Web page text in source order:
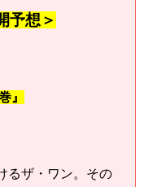
予想＞
』
るザ・ワン。その